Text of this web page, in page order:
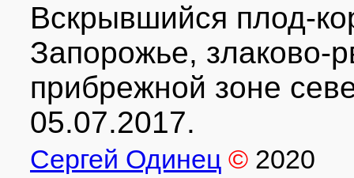
Вскрывшийся плод-
Запорожье, злаково-
прибрежной зоне
05.07.2017.
Сергей Одинец © 2020